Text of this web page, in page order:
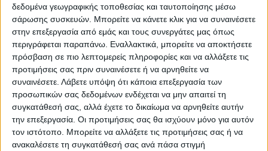
δεδομένα γεωγραφικής τοποθεσίας και ταυτοποίησης μέσω
σάρωσης συσκευών. Μπορείτε να κάνετε κλικ για να συναινέσετε
στην επεξεργασία από εμάς και τους συνεργάτες μας όπως
περιγράφεται παραπάνω. Εναλλακτικά, μπορείτε να αποκτήσετε
πρόσβαση σε πιο λεπτομερείς πληροφορίες και να αλλάξετε τις
προτιμήσεις σας πριν συναινέσετε ή να αρνηθείτε να
συναινέσετε. Λάβετε υπόψη ότι κάποια επεξεργασία των
προσωπικών σας δεδομένων ενδέχεται να μην απαιτεί τη
συγκατάθεσή σας, αλλά έχετε το δικαίωμα να αρνηθείτε αυτήν
την επεξεργασία. Οι προτιμήσεις σας θα ισχύουν μόνο για αυτόν
τον ιστότοπο. Μπορείτε να αλλάξετε τις προτιμήσεις σας ή να
ανακαλέσετε τη συγκατάθεσή σας ανά πάσα στιγμή
δε την υγεία είναι χαρακτηριστική η
επιστολή του Ιατρικού Συλλόγου του
Νομού Καρδίτσας στο υπουργείο
Υγείας όπου επισημαίνεται η ανάγκη
επάνδρωσης των δομών υγείας, ειδικά
τώρα που η πανδημία «πλήγωσε»
συγκεκριμένους τομείς όπως είναι η
παθολογική κλινική του Νοσοκομείου.
Κ.Π.